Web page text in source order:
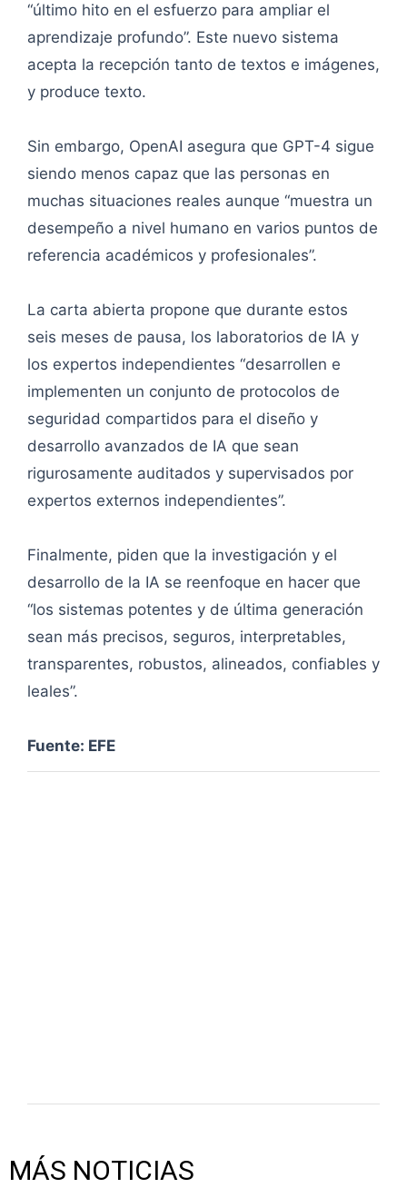
“último hito en el esfuerzo para ampliar el
aprendizaje profundo”. Este nuevo sistema
acepta la recepción tanto de textos e imágenes,
y produce texto.
Sin embargo, OpenAI asegura que GPT-4 sigue
siendo menos capaz que las personas en
muchas situaciones reales aunque “muestra un
desempeño a nivel humano en varios puntos de
referencia académicos y profesionales”.
La carta abierta propone que durante estos
seis meses de pausa, los laboratorios de IA y
los expertos independientes “desarrollen e
implementen un conjunto de protocolos de
seguridad compartidos para el diseño y
desarrollo avanzados de IA que sean
rigurosamente auditados y supervisados ​​por
expertos externos independientes”.
Finalmente, piden que la investigación y el
desarrollo de la IA se reenfoque en hacer que
“los sistemas potentes y de última generación
sean más precisos, seguros, interpretables,
transparentes, robustos, alineados, confiables y
leales”.
Fuente: EFE
MÁS NOTICIAS